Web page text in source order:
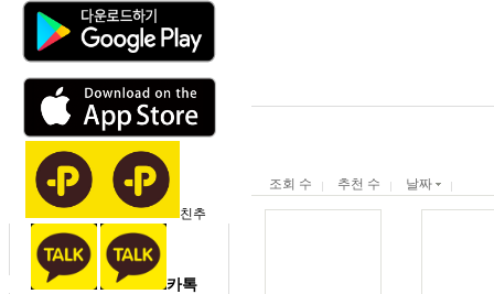
친추
카톡
조회 수 추천 수 날짜